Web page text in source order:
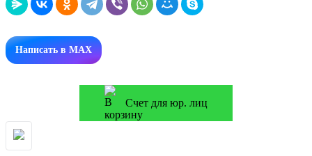
Написать в MAX
Счет для юр. лиц